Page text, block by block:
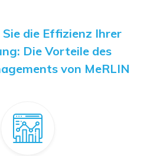
die Effizienz Ihrer
Die Vorteile des
von MeRLIN